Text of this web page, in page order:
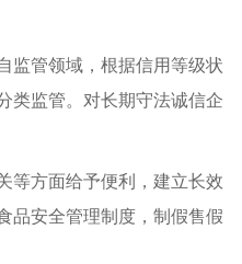
监管领域，根据信用等级状
类监管。对长期守法诚信企
等方面给予便利，建立长效
品安全管理制度，制假售假